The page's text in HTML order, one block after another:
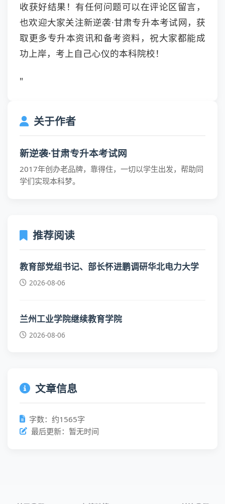
收获好结果！有任何问题可以在评论区留言，
也欢迎大家关注新逆袭·甘肃专升本考试网，获
取更多专升本资讯和备考资料，祝大家都能成
功上岸，考上自己心仪的本科院校！
"
关于作者
新逆袭·甘肃专升本考试网
2017年创办老品牌，靠得住，一切以学生出发，帮助同
学们实现本科梦。
推荐阅读
教育部党组书记、部长怀进鹏调研华北电力大学
2026-08-06
兰州工业学院继续教育学院
2026-08-06
文章信息
字数：约1565字
最后更新：暂无时间